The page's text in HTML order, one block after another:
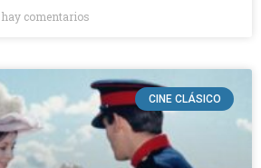
hay comentarios
CINE CLÁSICO